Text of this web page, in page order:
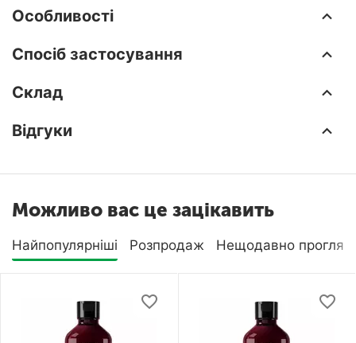
Особливості
Спосіб застосування
Склад
Відгуки
Можливо вас це зацікавить
Найпопулярніші Розпродаж Нещодавно